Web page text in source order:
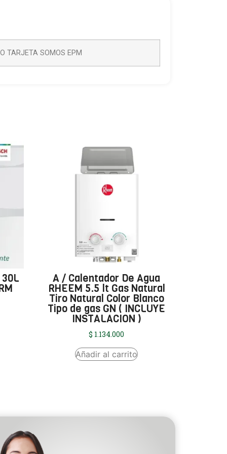
TARJETA SOMOS EPM
30L A / Calentador De Agua
RHEEM 5.5 lt Gas Natural
Tiro Natural Color Blanco
Tipo de gas GN ( INCLUYE
INSTALACION )
$ 1.134.000
Añadir al carrito